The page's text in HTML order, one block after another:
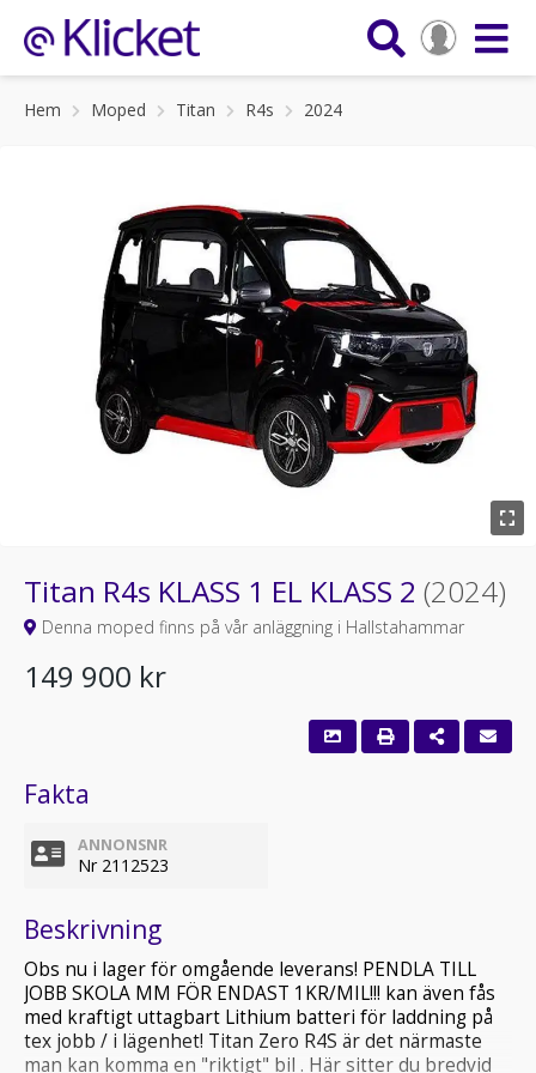
Hem Moped Titan R4s 2024
Titan R4s KLASS 1 EL KLASS 2 (2024)
Denna moped finns på vår anläggning i Hallstahammar
149 900 kr
Fakta
ANNONSNR
Nr 2112523
Beskrivning
Obs nu i lager för omgående leverans! PENDLA TILL
JOBB SKOLA MM FÖR ENDAST 1KR/MIL!!! kan även fås
med kraftigt uttagbart Lithium batteri för laddning på
tex jobb / i lägenhet! Titan Zero R4S är det närmaste
man kan komma en "riktigt" bil . Här sitter du bredvid